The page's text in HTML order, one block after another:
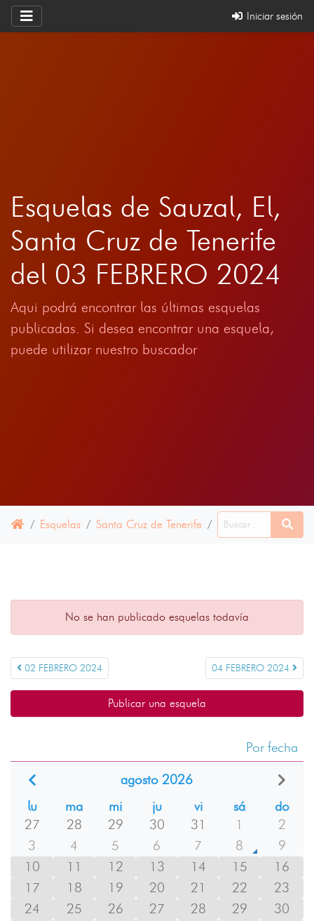
Iniciar sesión
Esquelas de Sauzal, El,
Santa Cruz de Tenerife
del 03 FEBRERO 2024
Aqui podrá encontrar las últimas esquelas
publicadas. Si desea encontrar una esquela,
puede utilizar nuestro buscador
Esquelas Santa Cruz de Tenerife Sauzal, El 03
No se han publicado esquelas todavía
02 FEBRERO 2024 04 FEBRERO 2024
Publicar una esquela
Por fecha
agosto 2026
lu
ma mi ju vi sá
do
27
28 29 30 31 1
2
3
4 5 6 7 8
9
10
11 12 13 14 15
16
17
18 19 20 21 22
23
24
25 26 27 28 29
30